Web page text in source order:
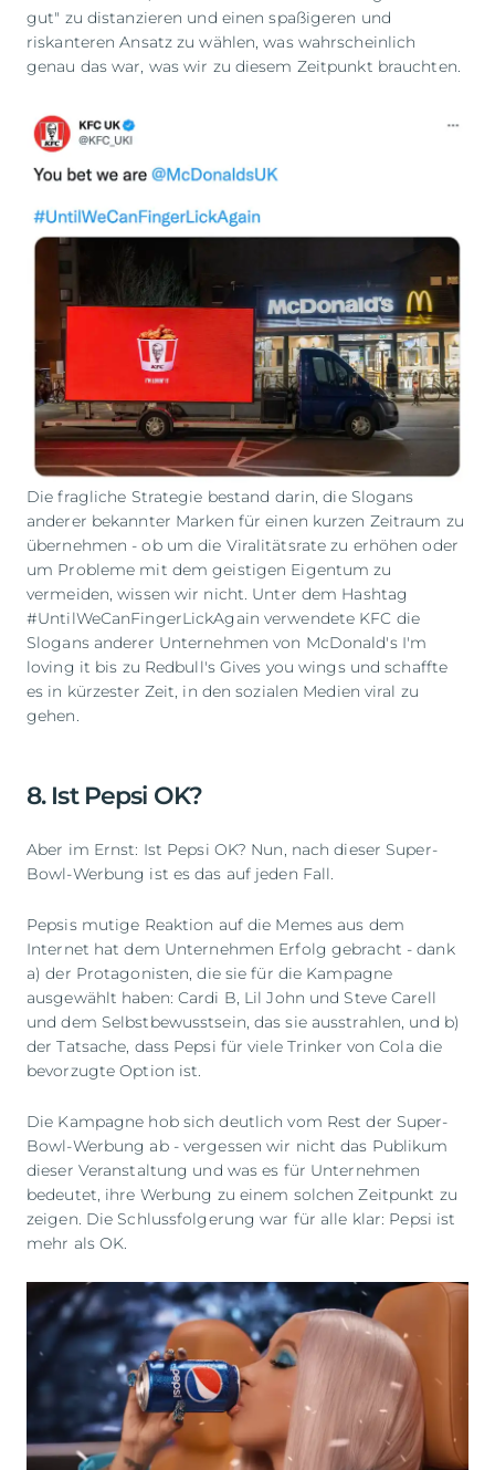
gut" zu distanzieren und einen spaßigeren und
riskanteren Ansatz zu wählen, was wahrscheinlich
genau das war, was wir zu diesem Zeitpunkt brauchten.
Die fragliche Strategie bestand darin, die Slogans
anderer bekannter Marken für einen kurzen Zeitraum zu
übernehmen - ob um die Viralitätsrate zu erhöhen oder
um Probleme mit dem geistigen Eigentum zu
vermeiden, wissen wir nicht. Unter dem Hashtag
#UntilWeCanFingerLickAgain verwendete KFC die
Slogans anderer Unternehmen von McDonald's I'm
loving it bis zu Redbull's Gives you wings und schaffte
es in kürzester Zeit, in den sozialen Medien viral zu
gehen.
8. Ist Pepsi OK?
Aber im Ernst: Ist Pepsi OK? Nun, nach dieser Super-
Bowl-Werbung ist es das auf jeden Fall.
Pepsis mutige Reaktion auf die Memes aus dem
Internet hat dem Unternehmen Erfolg gebracht - dank
a) der Protagonisten, die sie für die Kampagne
ausgewählt haben: Cardi B, Lil John und Steve Carell
und dem Selbstbewusstsein, das sie ausstrahlen, und b)
der Tatsache, dass Pepsi für viele Trinker von Cola die
bevorzugte Option ist.
Die Kampagne hob sich deutlich vom Rest der Super-
Bowl-Werbung ab - vergessen wir nicht das Publikum
dieser Veranstaltung und was es für Unternehmen
bedeutet, ihre Werbung zu einem solchen Zeitpunkt zu
zeigen. Die Schlussfolgerung war für alle klar: Pepsi ist
mehr als OK.